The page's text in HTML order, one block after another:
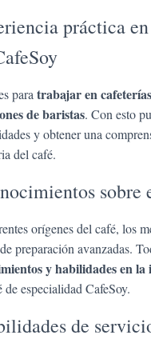
práctica
para trabajar en
de baristas. Con esto
y obtener una
del café.
sobre
orígenes del café, los
preparación avanzadas.
y habilidades en
de especialidad CafeSoy.
de